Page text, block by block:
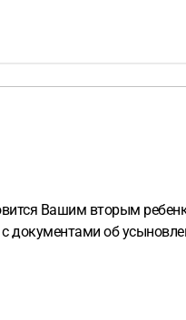
Вашим вторым
об